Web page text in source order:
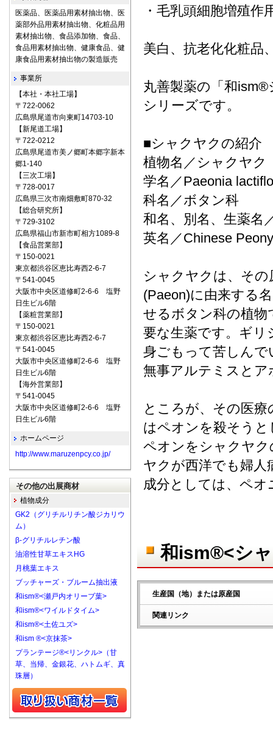
・毛乳頭細胞増殖作
美白、抗老化化粧品
丸善製薬の「和
シリーズです。
■シャクヤクの紹介
植物名／シャクヤク
学名／Paeonia
科名／ボタン科
和名、別名、生薬名
英名／Chinese Peony
シャクヤクは、その
(Paeon)に由来する
せるボタン科の植物
要な生薬です。ギ
身ごもって苦しんで
無事アルテミスとア
ところが、その医
はペオンを殺そう
ペオンをシャクヤ
ヤクが西洋でも婦
成分としては、ペ
和ism®<シ
生産国（地）または原産国
関連リンク
医薬品、医薬品用素材抽出物、医
薬部外品用素材抽出物、化粧品用
素材抽出物、食品添加物、食品、
食品用素材抽出物、健康食品、健
康食品用素材抽出物の製造販売
事業所
【本社・本社工場】
〒722‐0062
広島県尾道市向東町14703-10
【新尾道工場】
〒722‐0212
広島県尾道市美ノ郷町本郷字新本
郷1-140
【三次工場】
〒728-0017
広島県三次市南畑敷町870-32
【総合研究所】
〒729-3102
広島県福山市新市町相方1089-8
【食品営業部】
〒150‐0021
東京都渋谷区恵比寿西2-6-7
〒541‐0045
大阪市中央区道修町2-6-6 塩野
日生ビル6階
【薬粧営業部】
〒150‐0021
東京都渋谷区恵比寿西2-6-7
〒541‐0045
大阪市中央区道修町2-6-6 塩野
日生ビル6階
【海外営業部】
〒541-0045
大阪市中央区道修町2-6-6 塩野
日生ビル6階
ホームページ
http://www.maruzenpcy.co.jp/
その他の出展商材
植物成分
GK2（グリチルリチン酸ジカリウ
ム）
β-グリチルレチン酸
油溶性甘草エキスHG
月桃葉エキス
ブッチャーズ・ブルーム抽出液
和ism®<瀬戸内オリーブ葉>
和ism®<ワイルドタイム>
和ism®<土佐ユズ>
和ism ®<京抹茶>
プランテージ®<リンクル>（甘
草、当帰、金銀花、ハトムギ、真
珠層）